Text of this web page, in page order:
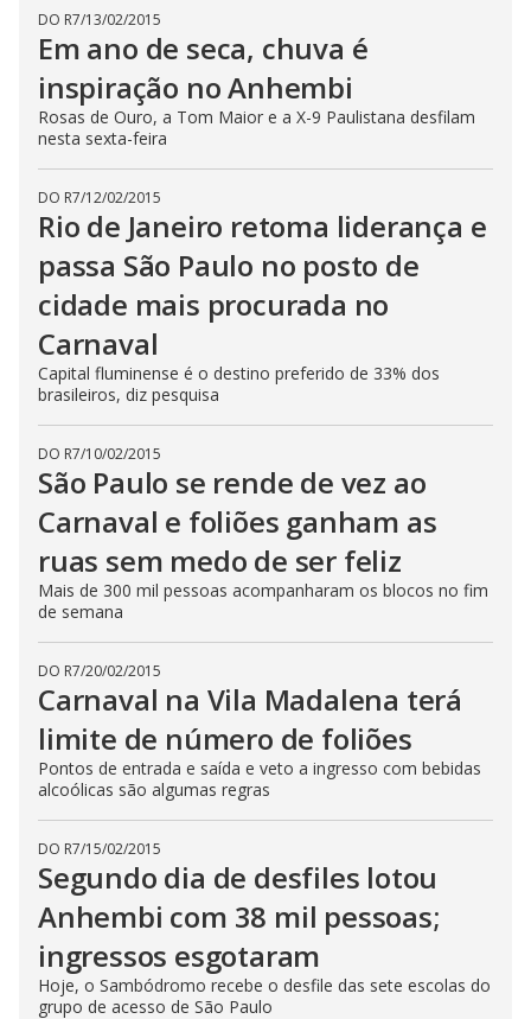
DO R7/13/02/2015
Em ano de seca, chuva é
inspiração no Anhembi
Rosas de Ouro, a Tom Maior e a X-9 Paulistana desfilam
nesta sexta-feira
DO R7/12/02/2015
Rio de Janeiro retoma liderança e
passa São Paulo no posto de
cidade mais procurada no
Carnaval
Capital fluminense é o destino preferido de 33% dos
brasileiros, diz pesquisa
DO R7/10/02/2015
São Paulo se rende de vez ao
Carnaval e foliões ganham as
ruas sem medo de ser feliz
Mais de 300 mil pessoas acompanharam os blocos no fim
de semana
DO R7/20/02/2015
Carnaval na Vila Madalena terá
limite de número de foliões
Pontos de entrada e saída e veto a ingresso com bebidas
alcoólicas são algumas regras
DO R7/15/02/2015
Segundo dia de desfiles lotou
Anhembi com 38 mil pessoas;
ingressos esgotaram
Hoje, o Sambódromo recebe o desfile das sete escolas do
grupo de acesso de São Paulo